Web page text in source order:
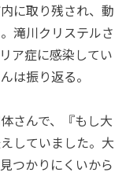
に取り残され、動
滝川クリステルさ
ア症に感染してい
は振り返る。
さんで、『もし大
していました。大
つかりにくいから